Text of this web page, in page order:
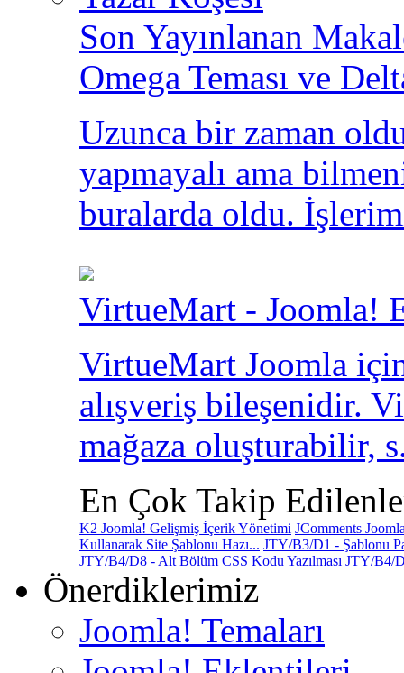
Son Yayınlanan
Omega Teması ve
Uzunca bir zaman
yapmayalı ama
buralarda oldu.
VirtueMart - Joomla!
VirtueMart Joomla
alışveriş bileşenidir.
mağaza oluşturabilir,
En Çok Takip
K2 Joomla! Gelişmiş İçerik Yönetimi JComments
Kullanarak Site Şablonu Hazı... JTY/B3/D1 - Şablonu
JTY/B4/D8 - Alt Bölüm CSS Kodu Yazılması JTY/B4/
Önerdiklerimiz
Joomla! Temaları